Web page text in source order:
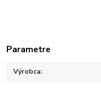
Parametre
Výrobca